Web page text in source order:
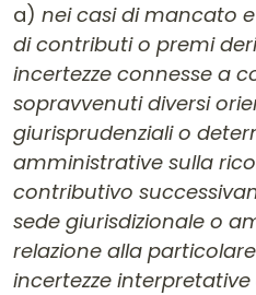
a) nei casi di mancato
di contributi o premi
incertezze connesse a
sopravvenuti diversi
giurisprudenziali o
amministrative sulla
contributivo
sede giurisdizionale o
relazione alla
incertezze